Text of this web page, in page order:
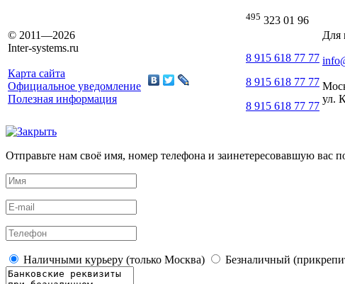
© 2011—2026
Inter-systems.ru
Карта сайта
Официальное уведомление
Полезная информация
495 323 01 96
8 915 618 77 77
8 915 618 77 77
8 915 618 77 77
Для
ул.
Отправьте нам своё имя, номер телефона и заинетересовавшую вас
Наличными курьеру (только Москва) Безналичный